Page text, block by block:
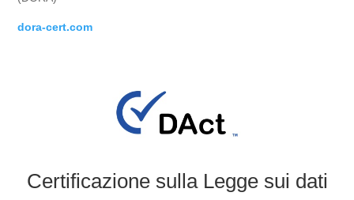
dora-cert.com
Certificazione sulla Legge sui dati